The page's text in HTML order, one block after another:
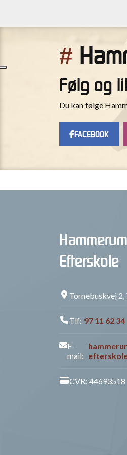
Du kan følge
FACEBOOK
Hammerum
Efterskole
Tornebuskvej
Tlf: 97 11 62 34
E-
mail:
CVR: 44693518